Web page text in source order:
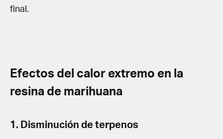
final.
Efectos del calor extremo en la
resina de marihuana
1. Disminución de terpenos